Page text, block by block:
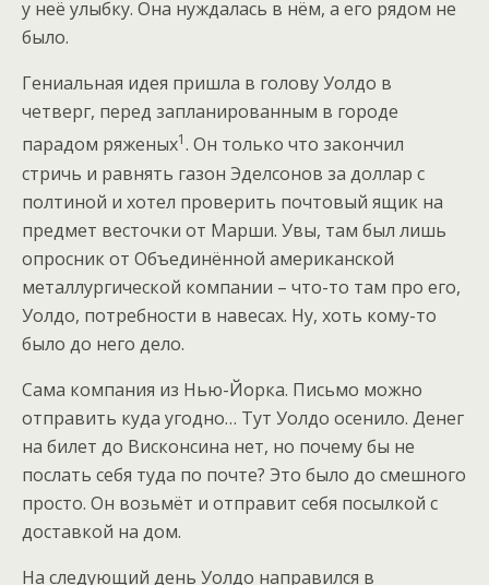
у неё улыбку. Она нуждалась в нём, а его рядом не
было.
Гениальная идея пришла в голову Уолдо в
четверг, перед запланированным в городе
парадом ряженых1. Он только что закончил
стричь и равнять газон Эделсонов за доллар с
полтиной и хотел проверить почтовый ящик на
предмет весточки от Марши. Увы, там был лишь
опросник от Объединённой американской
металлургической компании – что-то там про его,
Уолдо, потребности в навесах. Ну, хоть кому-то
было до него дело.
Сама компания из Нью-Йорка. Письмо можно
отправить куда угодно… Тут Уолдо осенило. Денег
на билет до Висконсина нет, но почему бы не
послать себя туда по почте? Это было до смешного
просто. Он возьмёт и отправит себя посылкой с
доставкой на дом.
На следующий день Уолдо направился в